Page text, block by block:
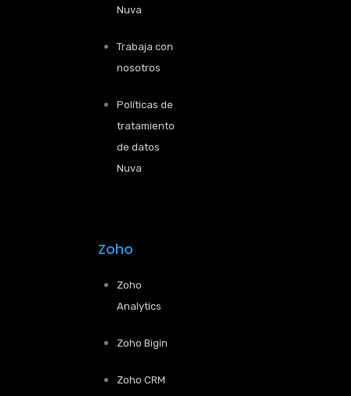
Nuva
Trabaja con
nosotros
Políticas de
tratamiento
de datos
Nuva
Zoho
Zoho
Analytics
Zoho Bigin
Zoho CRM